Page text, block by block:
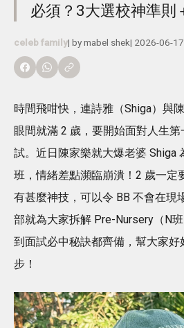
必須？3大選校神準則
celeb family| bymabel shek| 2026-06-17
時間飛咁快，連詩雅（Shiga）與
眼間就滿 2 歲，要開始面對人生
試。近日陳家樂就大爆老婆 Shiga
班，情緒差點瀕臨崩潰！2 歲一定
有甚麼神技，可以令 BB 不會在現
部就為大家拆解 Pre-Nursery（N
到面試必中秘訣都齊備，幫大家
步！